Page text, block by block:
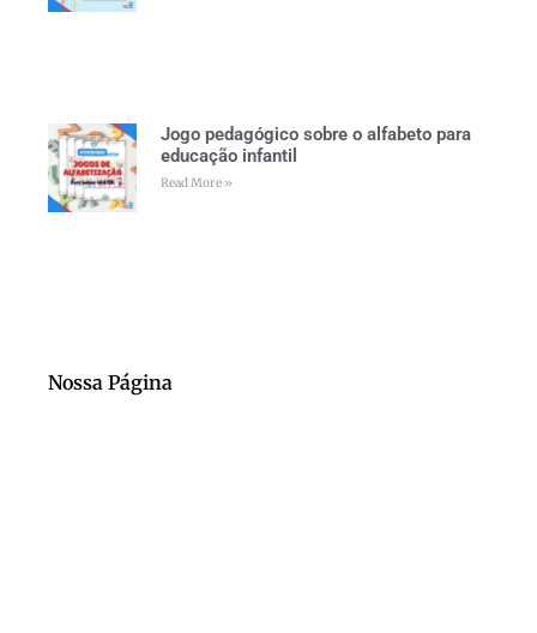
Jogo pedagógico sobre o alfabeto para
educação infantil
Read More »
Nossa Página